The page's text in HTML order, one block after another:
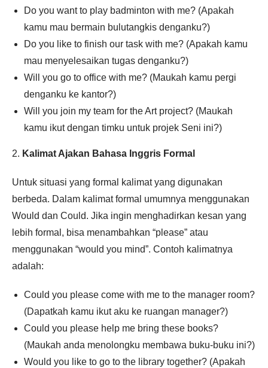
Do you want to play badminton with me? (Apakah
kamu mau bermain bulutangkis denganku?)
Do you like to finish our task with me? (Apakah kamu
mau menyelesaikan tugas denganku?)
Will you go to office with me? (Maukah kamu pergi
denganku ke kantor?)
Will you join my team for the Art project? (Maukah
kamu ikut dengan timku untuk projek Seni ini?)
2. Kalimat Ajakan Bahasa Inggris Formal
Untuk situasi yang formal kalimat yang digunakan
berbeda. Dalam kalimat formal umumnya menggunakan
Would dan Could. Jika ingin menghadirkan kesan yang
lebih formal, bisa menambahkan “please” atau
menggunakan “would you mind”. Contoh kalimatnya
adalah:
Could you please come with me to the manager room?
(Dapatkah kamu ikut aku ke ruangan manager?)
Could you please help me bring these books?
(Maukah anda menolongku membawa buku-buku ini?)
Would you like to go to the library together? (Apakah